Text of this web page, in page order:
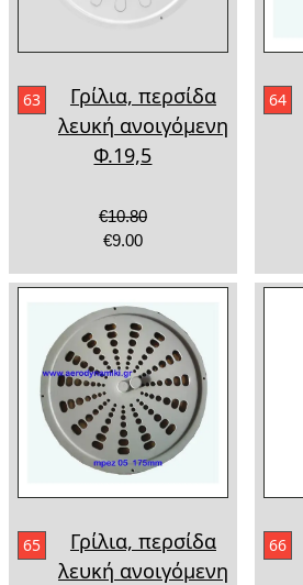
63
Γρίλια, περσίδα
λευκή ανοιγόμενη
Φ.19,5
€10.80
€9.00
64
65
Γρίλια, περσίδα
λευκή ανοιγόμενη
66